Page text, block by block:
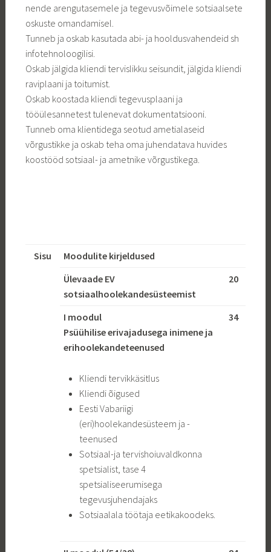
nende arengutasemele ja tegevusvõimele sotsiaalsete
oskuste omandamisel.
Tunneb ja oskab kasutada abi- ja hooldusvahendeid sh
infotehnoloogilisi.
Oskab jälgida kliendi tervislikku seisundit, jälgida kliendi
raviplaani ja toitumist.
Oskab koostada kliendi tegevusplaani ja
tööülesannetest tulenevat dokumentatsiooni.
Tunneb oma klientidega seotud ametialaseid
võrgustikke ja oskab teha oma juhendatava huvides
koostööd sotsiaal- ja ametnike võrgustikega.
Sisu
Moodulite kirjeldused
Ülevaade EV
sotsiaalhoolekandesüsteemist
20
I moodul
Psüühilise erivajadusega inimene ja
erihoolekandeteenused
Kliendi tervikkäsitlus
Kliendi õigused
Eesti Vabariigi
(eri)hoolekandesüsteem ja -
teenused
Sotsiaal-ja tervishoiuvaldkonna
spetsialist, tase 4
spetsialiseerumisega
tegevusjuhendajaks
Sotsiaalala töötaja eetikakoodeks.
34